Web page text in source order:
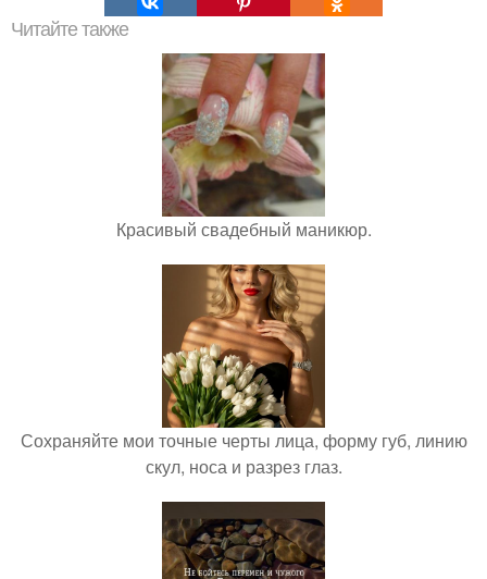
Читайте также
Красивый свадебный маникюр.
Сохраняйте мои точные черты лица, форму губ, линию
скул, носа и разрез глаз.